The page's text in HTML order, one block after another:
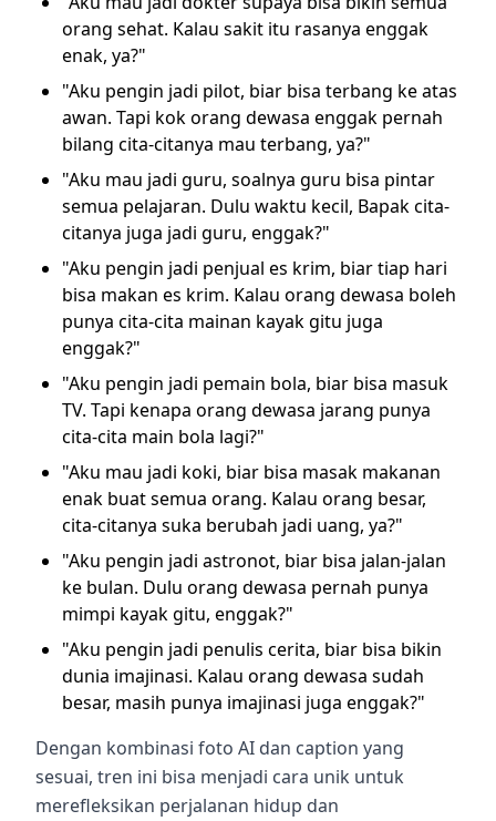
orang sehat. Kalau sakit itu rasanya enggak
enak, ya?"
"Aku pengin jadi pilot, biar bisa terbang ke atas
awan. Tapi kok orang dewasa enggak pernah
bilang cita-citanya mau terbang, ya?"
"Aku mau jadi guru, soalnya guru bisa pintar
semua pelajaran. Dulu waktu kecil, Bapak cita-
citanya juga jadi guru, enggak?"
"Aku pengin jadi penjual es krim, biar tiap hari
bisa makan es krim. Kalau orang dewasa boleh
punya cita-cita mainan kayak gitu juga
enggak?"
"Aku pengin jadi pemain bola, biar bisa masuk
TV. Tapi kenapa orang dewasa jarang punya
cita-cita main bola lagi?"
"Aku mau jadi koki, biar bisa masak makanan
enak buat semua orang. Kalau orang besar,
cita-citanya suka berubah jadi uang, ya?"
"Aku pengin jadi astronot, biar bisa jalan-jalan
ke bulan. Dulu orang dewasa pernah punya
mimpi kayak gitu, enggak?"
"Aku pengin jadi penulis cerita, biar bisa bikin
dunia imajinasi. Kalau orang dewasa sudah
besar, masih punya imajinasi juga enggak?"
Dengan kombinasi foto AI dan caption yang
sesuai, tren ini bisa menjadi cara unik untuk
merefleksikan perjalanan hidup dan